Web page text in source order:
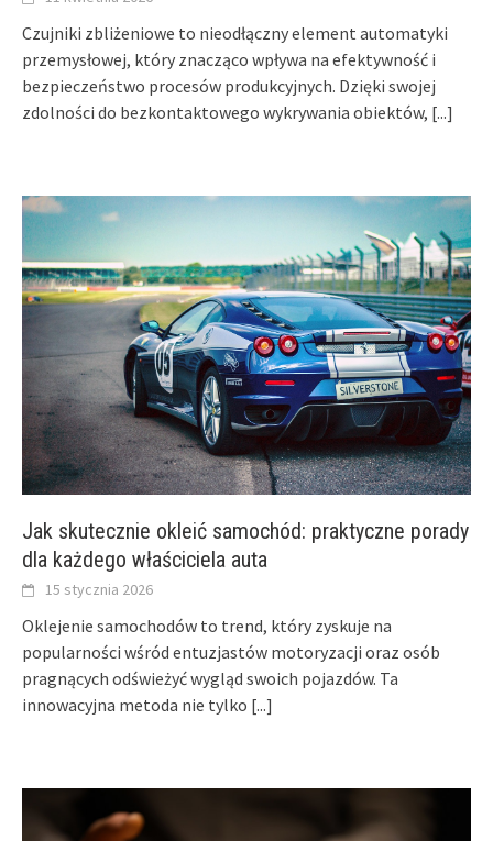
Czujniki zbliżeniowe to nieodłączny element automatyki
przemysłowej, który znacząco wpływa na efektywność i
bezpieczeństwo procesów produkcyjnych. Dzięki swojej
zdolności do bezkontaktowego wykrywania obiektów, [...]
Jak skutecznie okleić samochód: praktyczne porady
dla każdego właściciela auta
15 stycznia 2026
Oklejenie samochodów to trend, który zyskuje na
popularności wśród entuzjastów motoryzacji oraz osób
pragnących odświeżyć wygląd swoich pojazdów. Ta
innowacyjna metoda nie tylko [...]